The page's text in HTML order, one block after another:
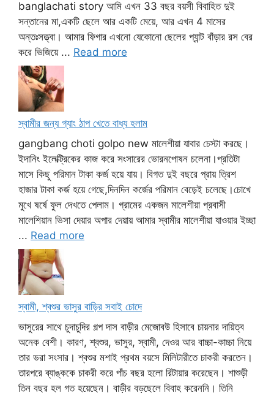
banglachati story আমি এখন 33 বছর বয়সী বিবাহিত দুই
সন্তানের মা,একটি ছেলে আর একটি মেয়ে, আর এখন 4 মাসের
অন্তঃসত্ত্বা। আমার ফিগার এখনো যেকোনো ছেলের প্যান্ট বাঁড়ার রস বের
করে ভিজিয়ে ... Read more
স্বামীর জন্য গ্যাং ঠাপ খেতে বাধ্য হলাম
gangbang choti golpo new মালেশীয়া যাবার চেস্টা করছে।
ইদানিং ইলেক্ট্রিকের কাজ করে সংসারের ভোরনপোষন চলেনা।প্রতিটা
মাসে কিছু পরিমান টাকা কর্জ হয়ে যায়। বিগত দুই বছরে প্রায় ত্রিশ
হাজার টাকা কর্জ হয়ে গেছে,দিনদিন কর্জের পরিমান বেড়েই চলেছে।চোখে
মুখে ষর্ষে ফুল দেখতে পেলাম। গ্রামের একজন মালেশীয়া প্রবাসী
মালেশিয়ান ভিসা দেয়ার অপার দেয়ায় আমার স্বামীর মালেশীয়া যাওয়ার ইচ্ছা
... Read more
স্বামী, শ্বশুর ভাসুর বাড়ির সবাই চোদে
ভাসুরের সাথে চুদাচুদির গল্প দাস বাড়ীর মেজোবউ হিসাবে চায়নার দায়িত্ব
অনেক বেশী। কারণ, শ্বশুর, ভাসুর, স্বামী, দেওর আর বাচ্চা-কাচ্চা নিয়ে
তার ভরা সংসার। শ্বশুর মশাই প্রথম বয়সে মিলিটারীতে চাকরী করতেন।
তারপরে ব্যাঙ্ককে চাকরী করে পাঁচ বছর হলো রিটায়ার করেছেন। শাশুড়ী
তিন বছর হল গত হয়েছেন। বাড়ীর বড়ছেলে বিবাহ করেননি। তিনি